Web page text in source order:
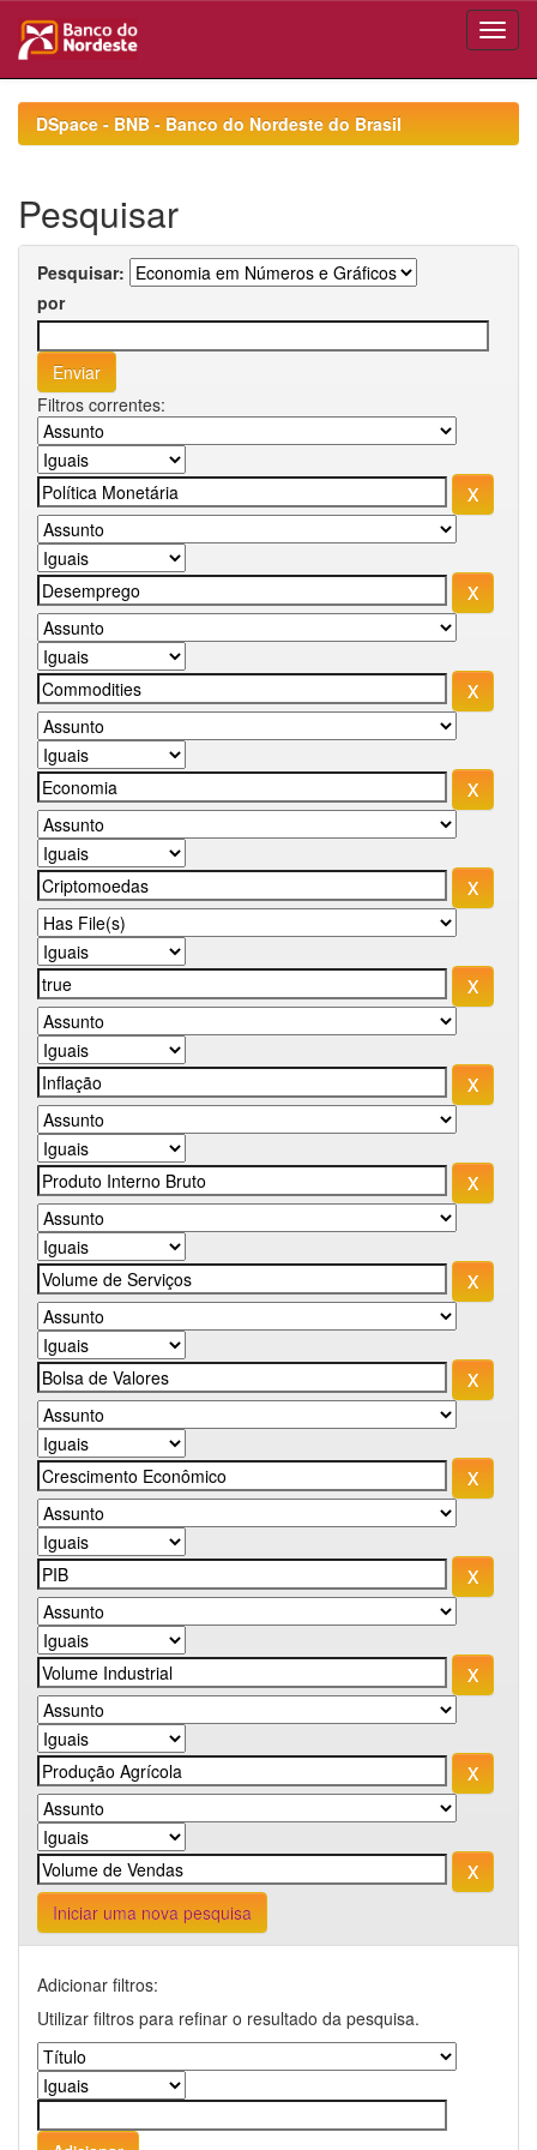
navigationDSpace - BNB - Banco do Nordeste do Brasil
Pesquisar
Pesquisar:
por
Filtros correntes:
Iniciar uma nova pesquisa
Adicionar filtros:
Utilizar filtros para refinar o resultado da pesquisa.